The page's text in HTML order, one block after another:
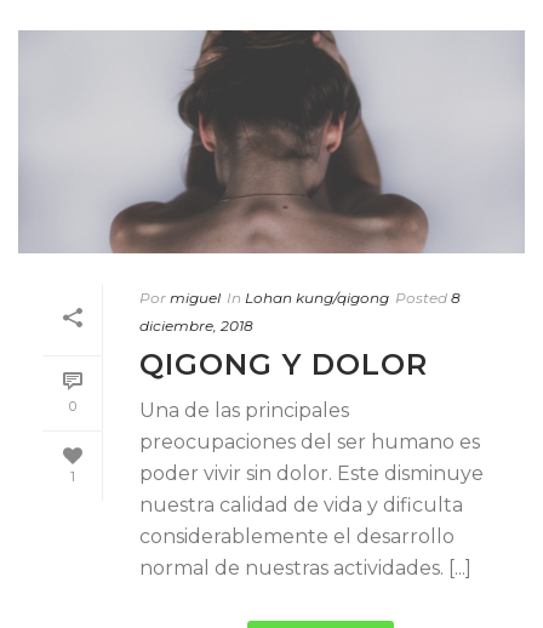
0
1
Por miguel In Lohan kung/qigong Posted 8
diciembre, 2018
QIGONG Y DOLOR
Una de las principales
preocupaciones del ser humano es
poder vivir sin dolor. Este disminuye
nuestra calidad de vida y dificulta
considerablemente el desarrollo
normal de nuestras actividades. [...]